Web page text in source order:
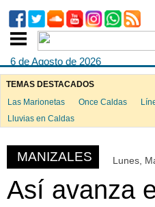
6 de Agosto de 2026
TEMAS DESTACADOS
Las Marionetas
Once Caldas
Lluvias en Caldas
MANIZALES Lunes,
Así avanza